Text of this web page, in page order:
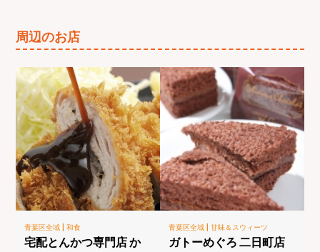
周辺のお店
青葉区全域 |和食
宅配とんかつ専門店 か
青葉区全域 | 甘味＆スウィーツ
ガトーめぐろ 二日町店